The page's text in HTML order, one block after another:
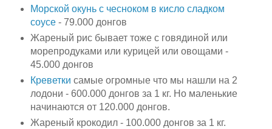
Морской окунь с чесноком в кисло сладком
соусе- 79.000 донгов
Жареный рис бывает тоже с говядиной или
морепродуками или курицей или овощами -
45.000 донгов
Креветки самые огромные что мы нашли на 2
лодони - 600.000 донгов за 1 кг. Но маленькие
начинаются от 120.000 донгов.
Жареный крокодил - 100.000 донгов за 1 кг.